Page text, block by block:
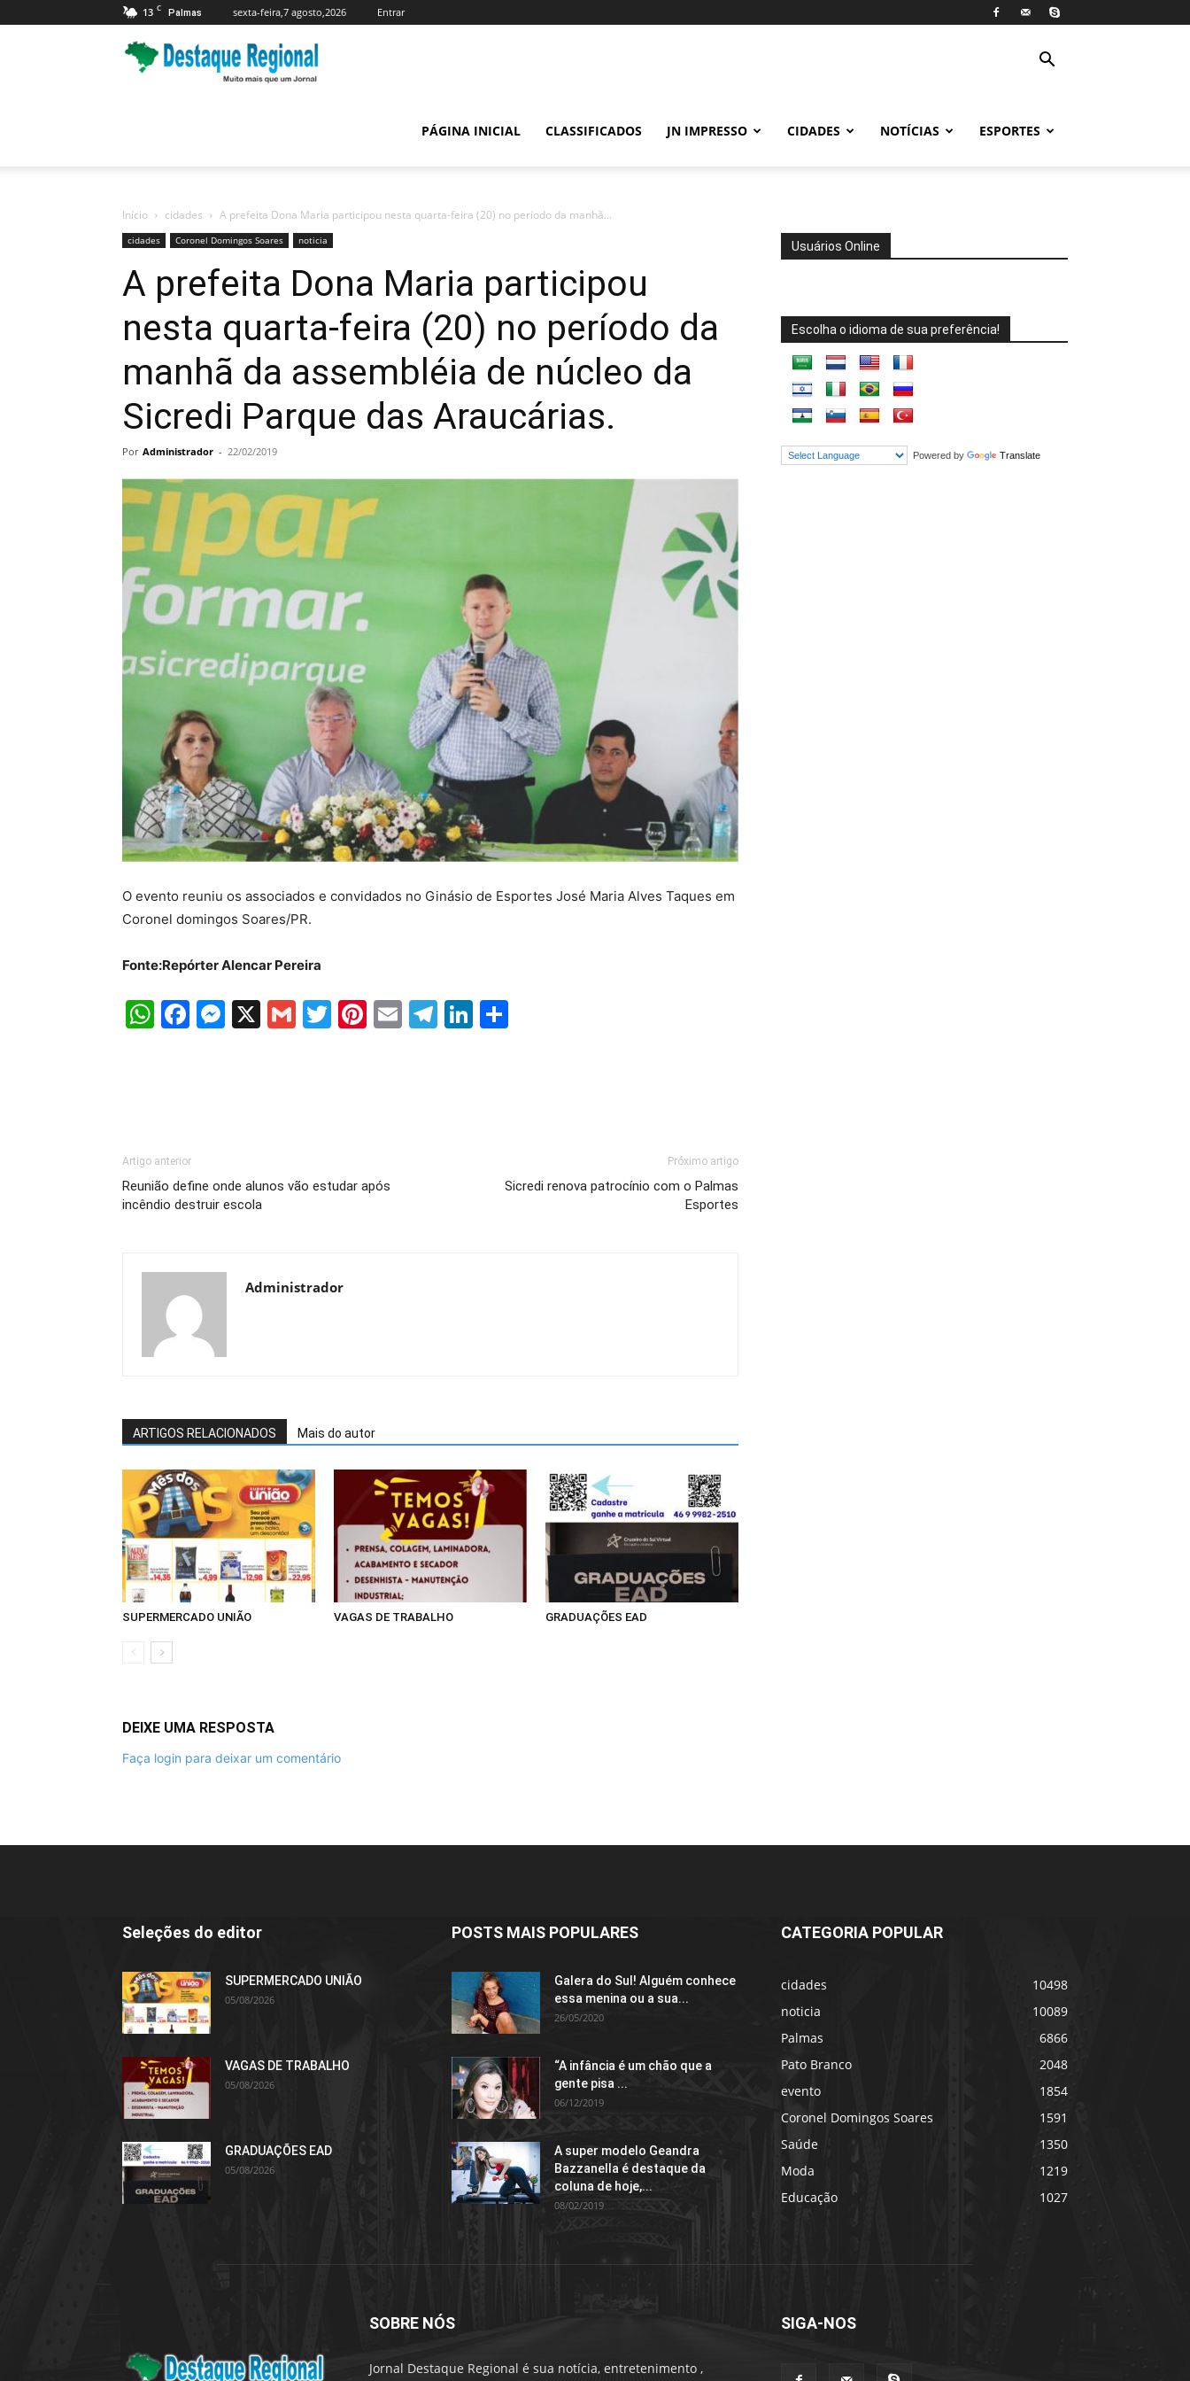
13 C Palmas sexta-feira,7 agosto,2026 Entrar
PÁGINA INICIAL CLASSIFICADOS JN IMPRESSO CIDADES NOTÍCIAS ESPORTES
Início cidades A prefeita Dona Maria participou nesta quarta-feira (20) no período da manhã...
cidades Coronel Domingos Soares noticia
A prefeita Dona Maria participou
nesta quarta-feira (20) no período da
manhã da assembléia de núcleo da
Sicredi Parque das Araucárias.
Por Administrador - 22/02/2019
O evento reuniu os associados e convidados no Ginásio de Esportes José Maria Alves Taques em
Coronel domingos Soares/PR.
Fonte:Repórter Alencar Pereira
WhatsApp
Facebook
Messenger
X GmailTwitter
Pinterest
EmailTelegram
LinkedIn
Artigo anterior
Reunião define onde alunos vão estudar após
incêndio destruir escola
Próximo artigo
Sicredi renova patrocínio com o Palmas
Esportes
Administrador
ARTIGOS RELACIONADOS Mais do autor
SUPERMERCADO UNIÃO VAGAS DE TRABALHO GRADUAÇÕES EAD
DEIXE UMA RESPOSTA
Faça login para deixar um comentário
Usuários Online
Escolha o idioma de sua preferência!
Powered by Translate
Seleções do editor
SUPERMERCADO UNIÃO
05/08/2026
VAGAS DE TRABALHO
05/08/2026
GRADUAÇÕES EAD
05/08/2026
POSTS MAIS POPULARES
Galera do Sul! Alguém conhece
essa menina ou a sua...
26/05/2020
“A infância é um chão que a
gente pisa ...
06/12/2019
A super modelo Geandra
Bazzanella é destaque da
coluna de hoje,...
08/02/2019
CATEGORIA POPULAR
cidades
10498
noticia
10089
Palmas
6866
Pato Branco
2048
evento
1854
Coronel Domingos Soares
1591
Saúde
1350
Moda
1219
Educação
1027
SOBRE NÓS
Jornal Destaque Regional é sua notícia, entretenimento ,
SIGA-NOS